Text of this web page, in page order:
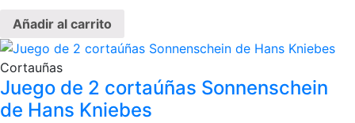
Añadir al carrito
Cortauñas
Juego de 2 cortaúñas Sonnenschein
de Hans Kniebes